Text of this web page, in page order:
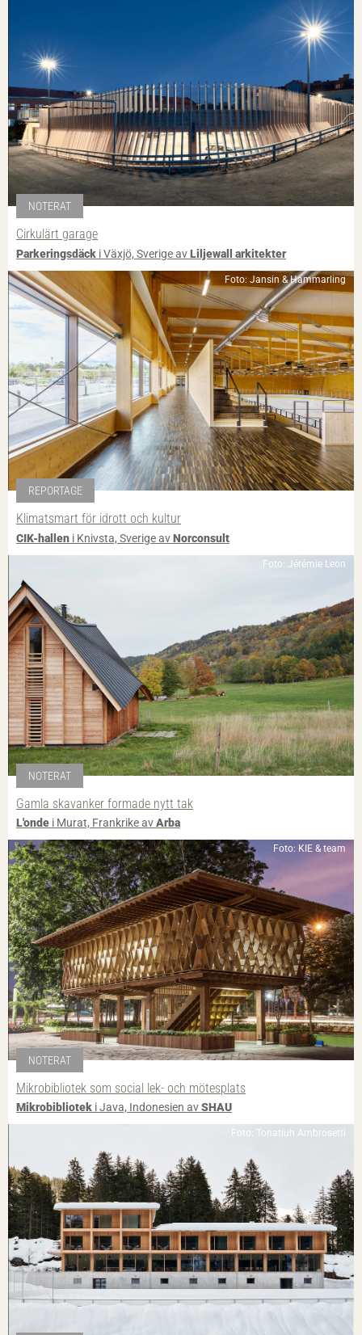
NOTERAT
Cirkulärt garage
Parkeringsdäck i Växjö, Sverige avLiljewall arkitekter
Foto: Jansin & Hammarling
REPORTAGE
Klimatsmart för idrott och kultur
CIK-hallen i Knivsta, Sverige avNorconsult
Foto: Jérémie Leon
NOTERAT
Gamla skavanker formade nytt tak
L'onde i Murat, Frankrike avArba
Foto: KIE & team
NOTERAT
Mikrobibliotek som social lek- och mötesplats
Mikrobibliotek i Java, Indonesien avSHAU
Foto: Tonatiuh Ambrosetti